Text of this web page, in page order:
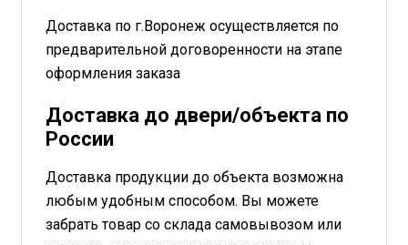
Доставка по г.Воронеж осуществляется по
предварительной договоренности на этапе
оформления заказа
Доставка до двери/объекта по
России
Доставка продукции до объекта возможна
любым удобным способом. Вы можете
забрать товар со склада самовывозом или